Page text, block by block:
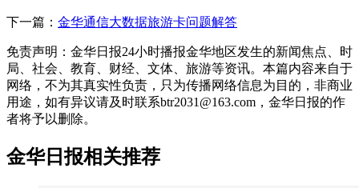
下一篇： 金华通信大数据旅游卡问题解答
免责声明：金华日报24小时播报金华地区发生的新闻焦点、时
局、社会、教育、财经、文体、旅游等资讯。本篇内容来自于
网络，不为其真实性负责，只为传播网络信息为目的，非商业
用途，如有异议请及时联系btr2031@163.com，金华日报的作
者将予以删除。
金华日报相关推荐